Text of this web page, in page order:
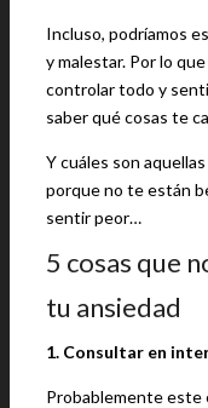
Incluso, podríamos
y malestar. Por lo
controlar todo y
saber qué cosas te
Y cuáles son
porque no te están
sentir peor…
5 cosas que
tu ansiedad
1. Consultar en
Probablemente este